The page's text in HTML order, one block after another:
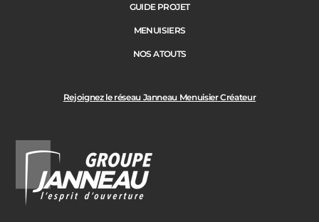
Rejoignez le réseau Janneau Menuisier Créateur
GUIDE PROJET
MENUISIERS
NOS ATOUTS